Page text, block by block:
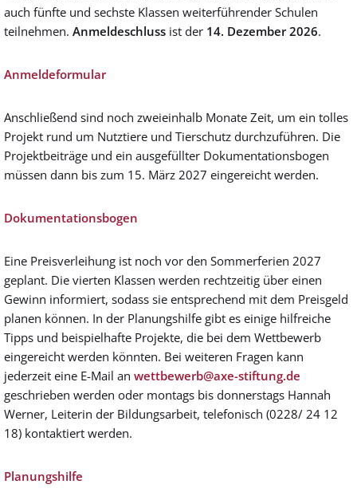
auch fünfte und sechste Klassen weiterführender Schulen
teilnehmen. Anmeldeschluss ist der 14. Dezember 2026.
Anmeldeformular
Anschließend sind noch zweieinhalb Monate Zeit, um ein tolles
Projekt rund um Nutztiere und Tierschutz durchzuführen. Die
Projektbeiträge und ein ausgefüllter Dokumentationsbogen
müssen dann bis zum 15. März 2027 eingereicht werden.
Dokumentationsbogen
Eine Preisverleihung ist noch vor den Sommerferien 2027
geplant. Die vierten Klassen werden rechtzeitig über einen
Gewinn informiert, sodass sie entsprechend mit dem Preisgeld
planen können. In der Planungshilfe gibt es einige hilfreiche
Tipps und beispielhafte Projekte, die bei dem Wettbewerb
eingereicht werden könnten. Bei weiteren Fragen kann
jederzeit eine E-Mail an wettbewerb@axe-stiftung.de
geschrieben werden oder montags bis donnerstags Hannah
Werner, Leiterin der Bildungsarbeit, telefonisch (0228/ 24 12
18) kontaktiert werden.
Planungshilfe